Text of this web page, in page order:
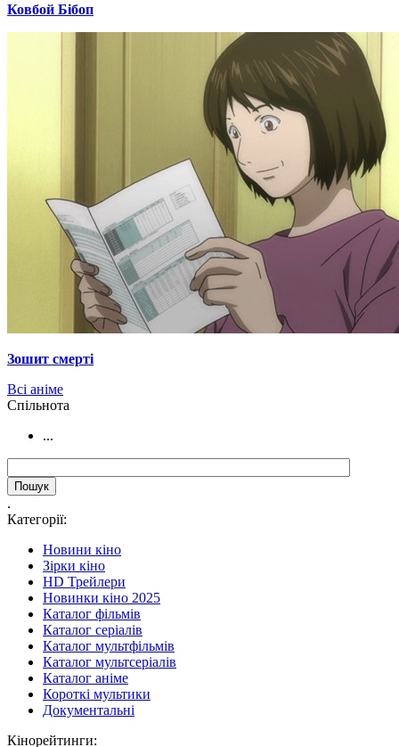
Ковбой Бібоп
Зошит смерті
Всі аніме
Cпільнота
...
.
Категорії:
Новини кіно
Зірки кіно
HD Трейлери
Новинки кіно 2025
Каталог фільмів
Каталог серіалів
Каталог мультфільмів
Каталог мультсеріалів
Каталог аніме
Короткі мультики
Документальні
Кінорейтинги: